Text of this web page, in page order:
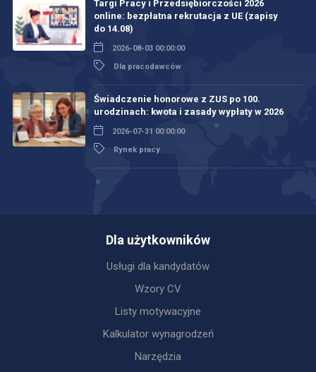
Targi Pracy i Przedsiębiorczości 2026
online: bezpłatna rekrutacja z UE (zapisy
do 14.08)
2026-08-03 00:00:00
Dla pracodawców
Świadczenie honorowe z ZUS po 100.
urodzinach: kwota i zasady wypłaty w 2026
2026-07-31 00:00:00
Rynek pracy
Dla użytkowników
Usługi dla kandydatów
Wzory CV
Listy motywacyjne
Kalkulator wynagrodzeń
Narzędzia